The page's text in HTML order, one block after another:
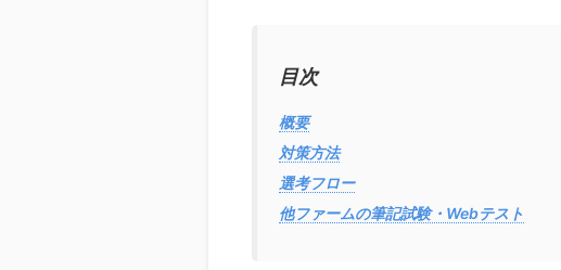
目次
概要
対策方法
選考フロー
他ファームの筆記試験・Webテスト